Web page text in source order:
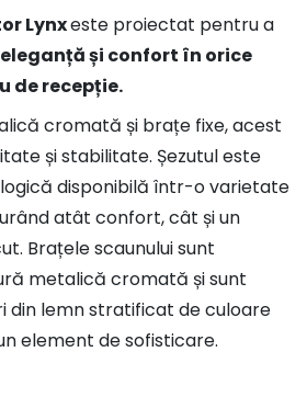
Lynxeste proiectat pentru a
și confort în orice
de recepție.
cromată și brațe fixe, acest
și stabilitate. Șezutul este
disponibilă într-o varietate
atât confort, cât și un
Brațele scaunului sunt
metalică cromată și sunt
din lemn stratificat de culoare
element de sofisticare.